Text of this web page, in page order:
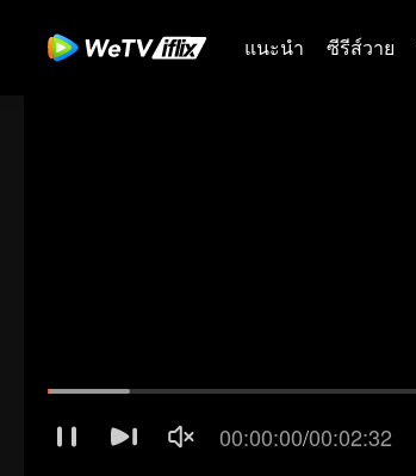
แนะนำ ซีรีส์วาย